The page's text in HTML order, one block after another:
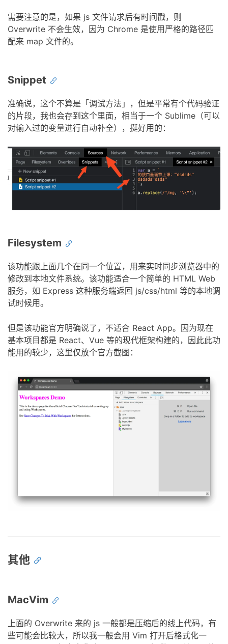
需要注意的是，如果 js 文件请求后有时间戳，则
Overwrite 不会生效，因为 Chrome 是使用严格的路径匹
配来 map 文件的。
Snippet
准确说，这个不算是「调试方法」，但是平常有个代码验证
的片段，我也会存到这个里面，相当于一个 Sublime（可以
对输入过的变量进行自动补全），挺好用的：
Filesystem
该功能跟上面几个在同一个位置，用来实时同步浏览器中的
修改到本地文件系统。该功能适合一个简单的 HTML Web
服务，如 Express 这种服务端返回 js/css/html 等的本地调
试时候用。
但是该功能官方明确说了，不适合 React App。因为现在
基本项目都是 React、Vue 等的现代框架构建的，因此此功
能用的较少，这里仅放个官方截图：
其他
MacVim
上面的 Overwrite 来的 js 一般都是压缩后的线上代码，有
些可能会比较大，所以我一般会用 Vim 打开后格式化一